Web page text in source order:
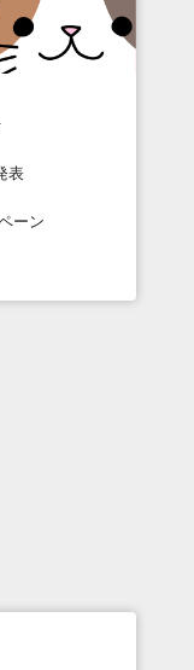
表
ーン